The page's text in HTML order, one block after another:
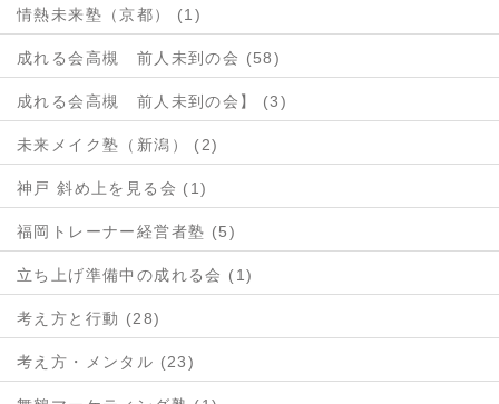
情熱未来塾（京都） (1)
成れる会高槻 前人未到の会 (58)
成れる会高槻 前人未到の会】 (3)
未来メイク塾（新潟） (2)
神戸 斜め上を見る会 (1)
福岡トレーナー経営者塾 (5)
立ち上げ準備中の成れる会 (1)
考え方と行動 (28)
考え方・メンタル (23)